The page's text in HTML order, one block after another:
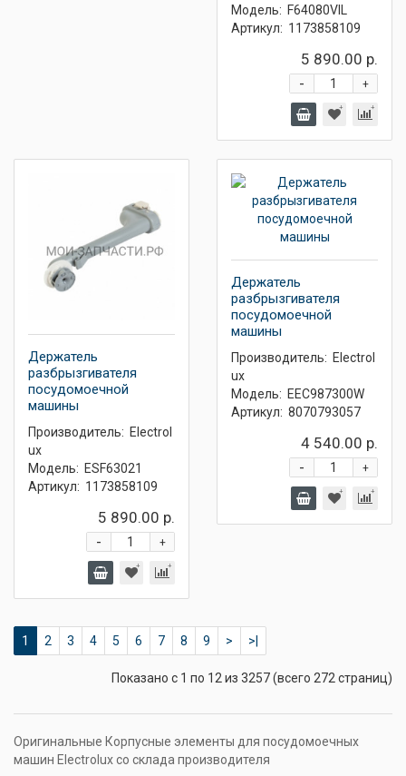
Модель: F64080VIL
Артикул: 1173858109
5 890.00 р.
+
-
Держатель
разбрызгивателя
посудомоечной
машины
Производитель: Electrol
ux
Модель: ESF63021
Артикул: 1173858109
5 890.00 р.
+
-
Держатель
разбрызгивателя
посудомоечной
машины
Производитель: Electrol
ux
Модель: EEC987300W
Артикул: 8070793057
4 540.00 р.
+
-
1 2 3 4 5 6 7 8 9 > >|
Показано с 1 по 12 из 3257 (всего 272 страниц)
Оригинальные Корпусные элементы для посудомоечных
машин Electrolux со склада производителя